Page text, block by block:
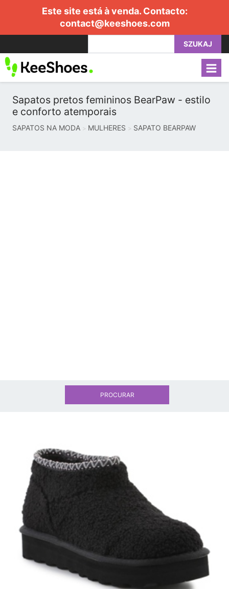
Este site está à venda. Contacto:
contact@keeshoes.com
SZUKAJ
Sapatos pretos femininos BearPaw - estilo
e conforto atemporais
SAPATOS NA MODA MULHERES SAPATO BEARPAW
PROCURAR